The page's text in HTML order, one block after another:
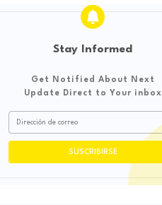
influencia
internacional
Stay Informed
Get Notified About Next
Update Direct to Your inbox